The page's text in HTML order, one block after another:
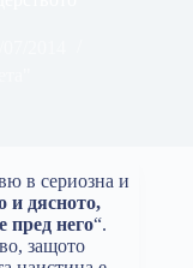
в сериозна и
и дясното,
пред него“.
защото